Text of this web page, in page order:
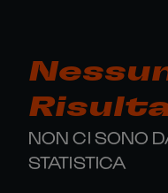
NON CI SONO
STATISTICA